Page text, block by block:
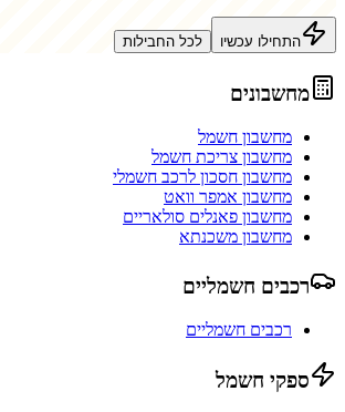
התחילו עכשיו לכל החבילות
מחשבונים
מחשבון חשמל
מחשבון צריכת חשמל
מחשבון חסכון לרכב חשמלי
מחשבון אמפר וואט
מחשבון פאנלים סולאריים
מחשבון משכנתא
רכבים חשמליים
רכבים חשמליים
ספקי חשמל